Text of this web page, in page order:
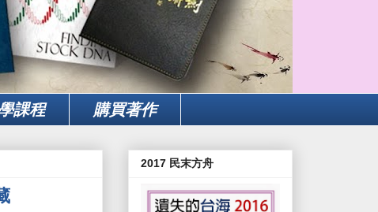
課程 購買著作
2017 民末方舟